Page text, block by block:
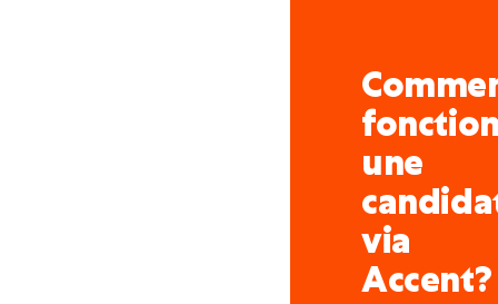
une
via
Accent?